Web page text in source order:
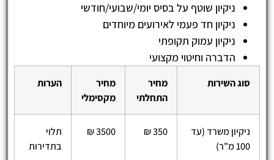
ניקיון שוטף על בסיס יומי/שבועי/חודשי
ניקיון חד פעמי לאירועים מיוחדים
ניקיון עמוק תקופתי
הדברה וחיטוי מקצועי
סוג השירות
מחיר
התחלתי
מחיר
מקסימלי
הערות
ניקיון משרד (עד
100 מ"ר)
350 ₪
3500 ₪
תלוי
בתדירות